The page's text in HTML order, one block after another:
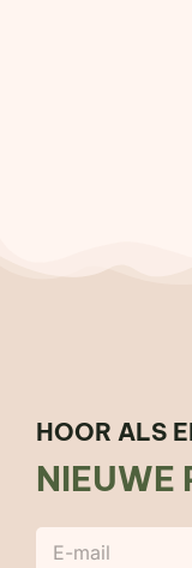
HOOR ALS
NIEUWE
E